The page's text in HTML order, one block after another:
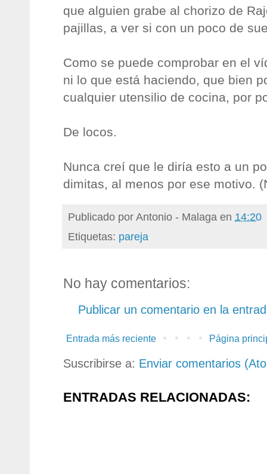
que alguien grabe al chorizo de
pajillas, a ver si con un poco de
Como se puede comprobar en el
ni lo que está haciendo, que bien
cualquier utensilio de cocina, por
De locos.
Nunca creí que le diría esto a un
dimitas, al menos por ese motivo.
Publicado porAntonio - Malaga en 14:20
Etiquetas: pareja
No hay comentarios:
Publicar un comentario en la
Entrada más reciente Página
Suscribirse a: Enviar comentarios
ENTRADAS RELACIONADAS: